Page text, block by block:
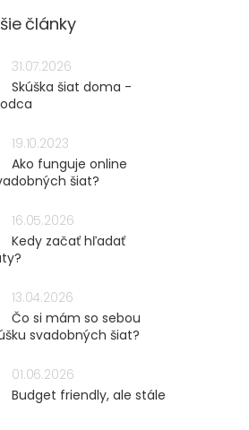
články
31.07.2026
Skúška šiat doma -
19.10.2023
Ako funguje online
šiat?
16.05.2026
Kedy začať hľadať
13.04.2026
Čo si mám so sebou
svadobných šiat?
01.06.2026
Budget friendly, ale stále